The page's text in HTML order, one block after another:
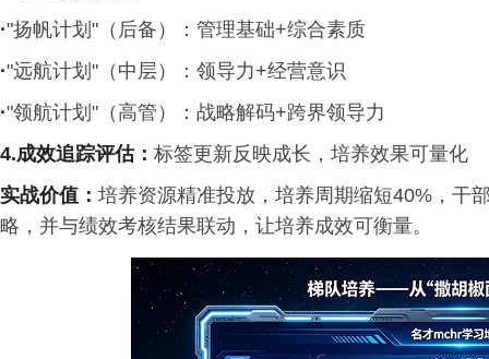
·"扬帆计划"（后备）：管理基础+综合素质
·"远航计划"（中层）：领导力+经营意识
·"领航计划"（高管）：战略解码+跨界领导力
4.成效追踪评估： 标签更新反映成长，培养效果可量化
实战价值： 培养资源精准投放，培养周期缩短40%，干
略，并与绩效考核结果联动，让培养成效可衡量。